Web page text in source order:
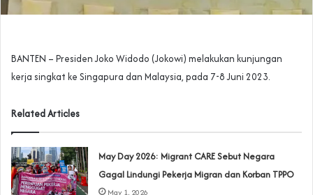
BANTEN – Presiden Joko Widodo (Jokowi) melakukan kunjungan
kerja singkat ke Singapura dan Malaysia, pada 7-8 Juni 2023.
Related Articles
May Day 2026: Migrant CARE Sebut Negara
Gagal Lindungi Pekerja Migran dan Korban TPPO
May 1, 2026